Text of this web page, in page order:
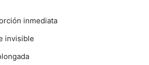
inmediata
invisible